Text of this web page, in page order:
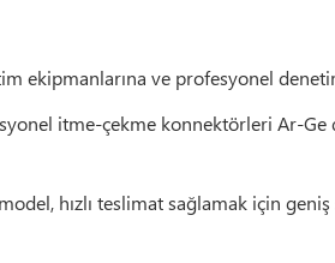
ekipmanlarına ve profesyonel
itme-çekme konnektörleri Ar-
hızlı teslimat sağlamak için